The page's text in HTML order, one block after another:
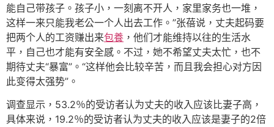
能自己带孩子。孩子小，一刻离不开人，家里家务也一堆，
这样一来只能我老公一个人出去工作。”张蓓说，丈夫起码要
把两个人的工资赚出来包養 ，他们才能维持以往的生活水
平，自己也才能有安全感。不过，她不希望丈夫太忙，也不
期待丈夫“暴富”。“这样他会比较辛苦，而且我会担心对方因
此变得太强势”。
调查显示，53.2％的受访者认为丈夫的收入应该比妻子高，
具体来说，19.2％的受访者认为丈夫的收入应该是妻子的2倍